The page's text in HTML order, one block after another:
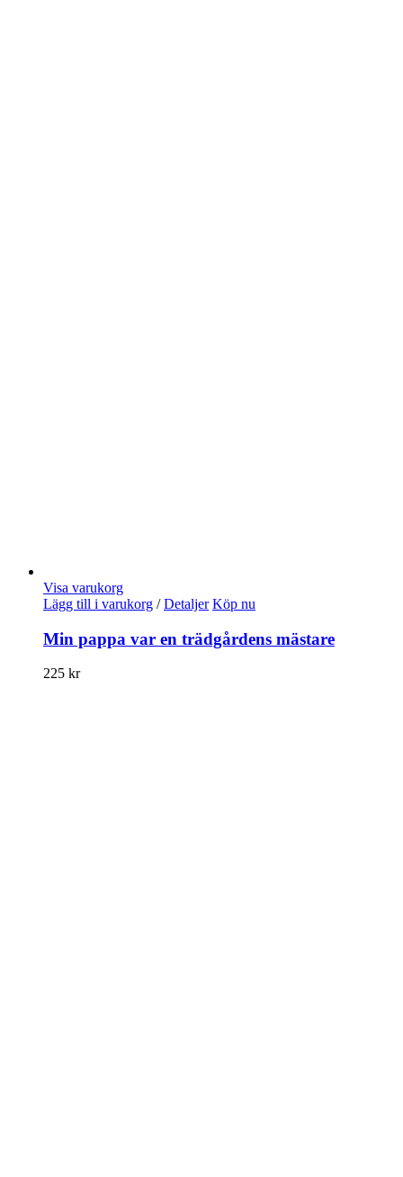
Visa varukorg
Lägg till i varukorg / Detaljer Köp nu
Min pappa var en trädgårdens mästare
225 kr